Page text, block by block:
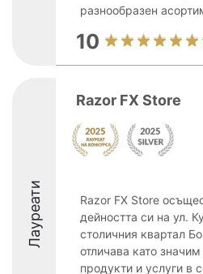
разнообразен
10
Лауреати
Razor FX Store
Razor FX Store
дейността си на ул.
столичния квартал
отличава като
продукти и услуги в